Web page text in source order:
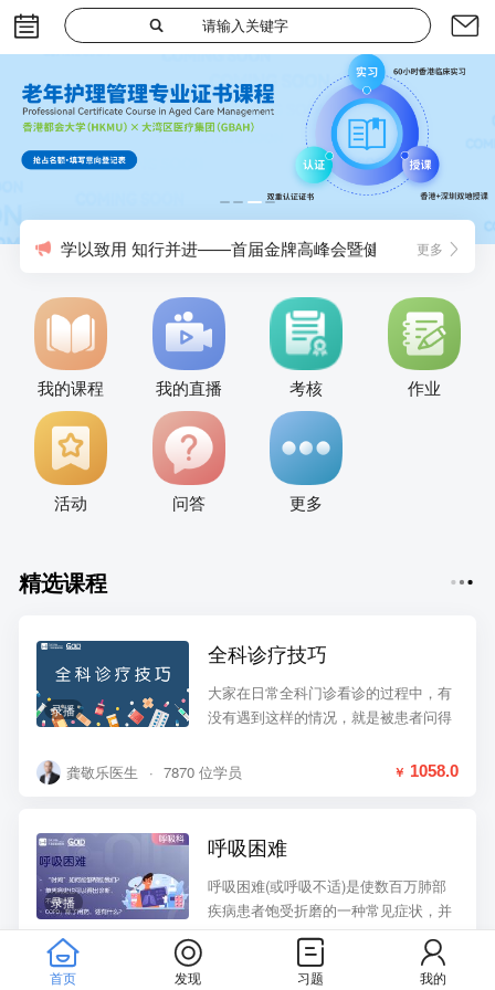
首页 发现 习题 我的
学以致用 知行并进——首届金牌高峰会暨健康险论坛圆满
更多
我的课程 我的直播 考核 作业
活动 问答 更多
精选课程
录播
全科诊疗技巧
大家在日常全科门诊看诊的过程中，有
没有遇到这样的情况，就是被患者问得
有听过的主诉，又或者是他问得非常的
龚敬乐医生 · 7870 位学员 ￥ 1058.0
录播
呼吸困难
呼吸困难(或呼吸不适)是使数百万肺部
疾病患者饱受折磨的一种常见症状，并
可能是肺部疾病、心肌缺血、心肌功能
障碍、贫血、肥胖或去适应的主要表
现。通过分析患者描述呼吸困难所用的
麦锦坚医生 29 位学员 198.0